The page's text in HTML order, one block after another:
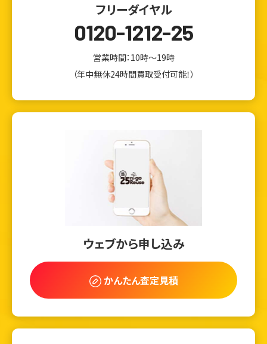
フリーダイヤル
0120-1212-25
営業時間：10時～19時
（年中無休24時間買取受付可能！）
ウェブから申し込み
かんたん査定見積